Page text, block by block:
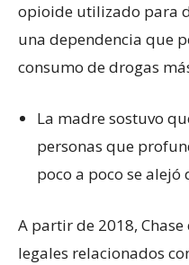
opioide utilizado para
una dependencia que
consumo de drogas
La madre sostuvo
personas que
poco a poco se alejó
A partir de 2018,
legales relacionados